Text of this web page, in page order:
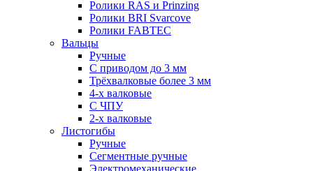
Ролики RAS и Prinzing
Ролики BRI Svarcove
Ролики FABTEC
Вальцы
Ручные
С приводом до 3 мм
Трёхвалковые более 3 мм
4-х валковые
С ЧПУ
2-х валковые
Листогибы
Ручные
Сегментные ручные
Электромеханические